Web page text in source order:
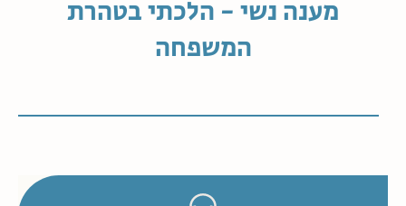
מענה נשי - הלכתי בטהרת
המשפחה